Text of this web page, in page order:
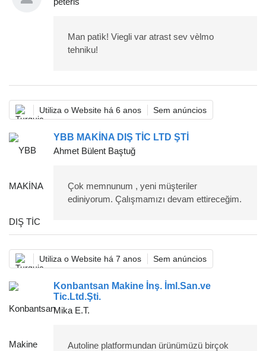
Man patìk! Viegli var atrast sev vèlmo
tehniku!
Utiliza o Website há 6 anos Sem anúncios
YBB MAKİNA DIŞ TİC LTD ŞTİ
Ahmet Bülent Baştuğ
Çok memnunum , yeni müşteriler
ediniyorum. Çalışmamızı devam ettireceğim.
Utiliza o Website há 7 anos Sem anúncios
Konbantsan Makine İnş. İml.San.ve
Tic.Ltd.Şti.
Mika E.T.
Autoline platformundan ürünümüzü birçok